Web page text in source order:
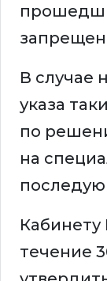
В случае
указа
по
на
течение